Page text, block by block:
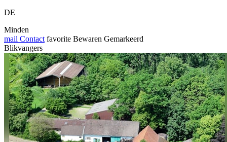
DE
Minden
mail Contact favorite Bewaren Gemarkeerd
Blikvangers